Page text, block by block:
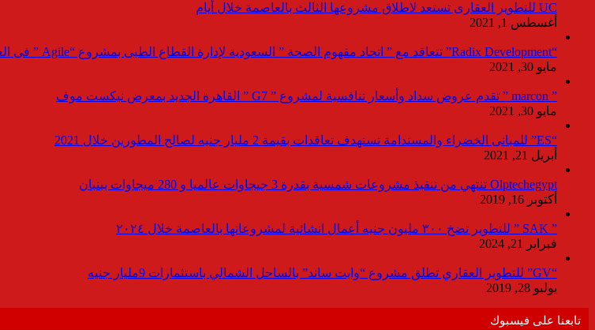
UC للتطوير العقارى تستعد لاطلاق مشروعها الثالث بالعاصمة خلال أيام
أغسطس 1, 2021
“Radix Development” تتعاقد مع ” اتحاد مفهوم الصحة ” السعودية لإدارة القطاع الطبى بمشروع “Agile ” فى العاصمة الإدارية
مايو 30, 2021
” marcon ” تقدم عروض سداد وأسعار تنافسية لمشروع ” G7 ” القاهرة الجديد بمعرض نيكست موف
مايو 30, 2021
“ES” للمبانى الخضراء والمستدامة تستهدف تعاقدات بقيمة 2 مليار جنيه لصالح المطورين خلال 2021
أبريل 21, 2021
Olptechegypt تنتهي من تنفيذ مشروعات شمسية بقدرة 3 جيجاوات عالميا و 280 ميجاوات ببنبان
أكتوبر 16, 2019
” SAK ” للتطوير تضخ ٣٠٠ مليون جنيه أعمال انشائية لمشروعاتها بالعاصمة خلال ٢٠٢٤
فبراير 21, 2024
“GV” للتطوير العقاري تطلق مشروع “وايت ساند” بالساحل الشمالي باستثمارات 9مليار جنيه
يوليو 28, 2019
تابعنا على فيسبوك